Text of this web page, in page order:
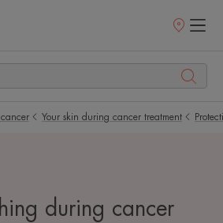
銷
Your skin during cancer treatment
during cancer